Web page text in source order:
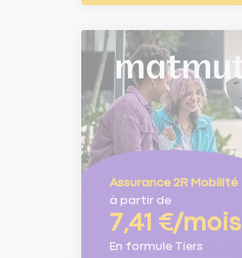
Assurance 2R Mobilité
à partir de
7,41 €/mois
En formule Tiers